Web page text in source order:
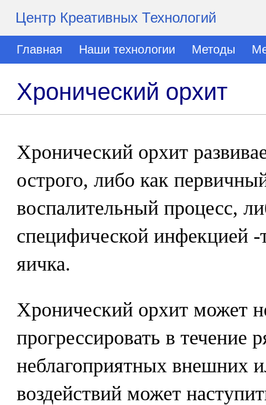
Центр Креативных Технологий
Главная Наши технологии Методы
Хронический орхит
Хронический орхит
острого, либо как
воспалительный процесс,
специфической инфекцией -
яичка.
Хронический орхит может
прогрессировать в течение
неблагоприятных внешних
воздействий может